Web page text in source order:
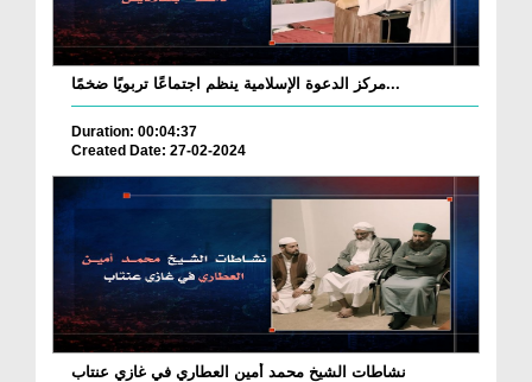
مركز الدعوة الإسلامية ينظم اجتماعًا تربويًا ضخمًا...
Duration: 00:04:37
Created Date: 27-02-2024
نشاطات الشيخ محمد أمين العطاري في غازي عنتاب